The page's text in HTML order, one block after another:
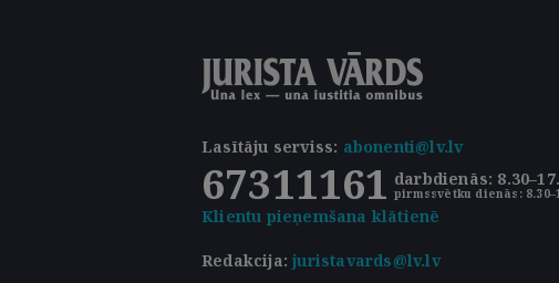
Lasītāju serviss: abonenti@lv.lv
67311161 darbdienās:
pirmssvētku dienās:
Klientu pieņemšana klātienē
Redakcija:juristavards@lv.lv